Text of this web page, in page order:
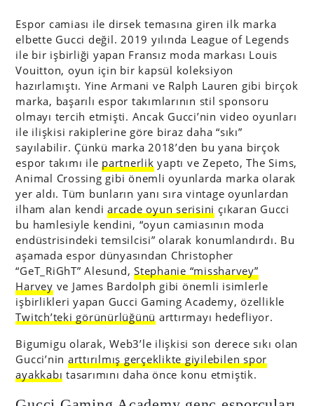
Espor camiası ile dirsek temasına giren ilk marka
elbette Gucci değil. 2019 yılında League of Legends
ile bir işbirliği yapan Fransız moda markası Louis
Vouitton, oyun için bir kapsül koleksiyon
hazırlamıştı. Yine Armani ve Ralph Lauren gibi birçok
marka, başarılı espor takımlarının stil sponsoru
olmayı tercih etmişti. Ancak Gucci’nin video oyunları
ile ilişkisi rakiplerine göre biraz daha “sıkı”
sayılabilir. Çünkü marka 2018’den bu yana birçok
espor takımı ile partnerlik yaptı ve Zepeto, The Sims,
Animal Crossing gibi önemli oyunlarda marka olarak
yer aldı. Tüm bunların yanı sıra vintage oyunlardan
ilham alan kendiarcade oyun serisini çıkaran Gucci
bu hamlesiyle kendini, “oyun camiasının moda
endüstrisindeki temsilcisi” olarak konumlandırdı. Bu
aşamada espor dünyasından Christopher
“GeT_RiGhT” Alesund,Stephanie “missharvey”
Harvey ve James Bardolph gibi önemli isimlerle
işbirlikleri yapan Gucci Gaming Academy, özellikle
Twitch’teki görünürlüğünü arttırmayı hedefliyor.
Bigumigu olarak, Web3’le ilişkisi son derece sıkı olan
Gucci’nin arttırılmış gerçeklikte giyilebilen spor
ayakkabı tasarımını daha önce konu etmiştik.